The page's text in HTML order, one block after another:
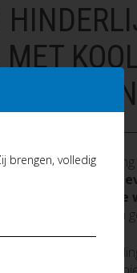
brengen, volledig
JE
woning wordt
toevoerkanalen
van verse en
halen de eerste